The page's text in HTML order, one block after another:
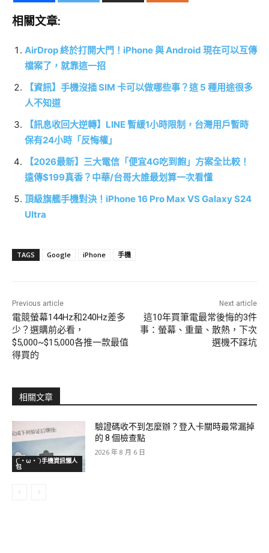
相關文章:
AirDrop 終於打開大門！iPhone 與 Android 現在可以互傳
檔案了，就靠這一招
【資訊】手機沒插 SIM 卡可以做哪些事？這 5 種用途很多
人不知道
【訊息收回大逆轉】LINE 暫緩1小時限制，台灣用戶暫時
保有24小時「反悔權」
【2026最新】三大電信「便宜4G吃到飽」方案全比較！
遠傳$199真香？中華/台哥大誰最划算一次看懂
頂級旗艦手機對決！iPhone 16 Pro Max VS Galaxy S24
Ultra
TAGS Google iPhone 手機
Previous article
電競螢幕144Hz和240Hz差多
少？選購前必看，
$5,000~$15,000各推一款最值
得買的
Next article
這10年買筆電最常後悔的3件
事：螢幕、重量、散熱，下次
選機不踩坑
相關文章
(´・ω・`)手機資訊懶人
包
驗證碼收不到怎麼辦？登入卡關時最常漏掉
的 8 個檢查點
2026 年 8 月 6 日